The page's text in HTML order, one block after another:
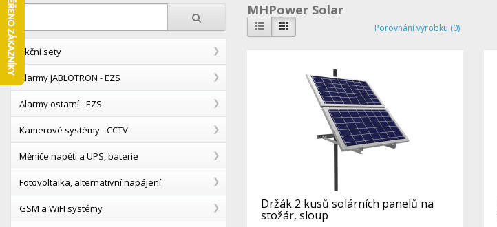
Akční sety
Alarmy JABLOTRON - EZS
Alarmy ostatní - EZS
Kamerové systémy - CCTV
Měniče napětí a UPS, baterie
Fotovoltaika, alternativní napájení
GSM a WiFI systémy
MHPower Solar
Porovnání výrobku (0)
Držák 2 kusů solárních panelů na
stožár, sloup